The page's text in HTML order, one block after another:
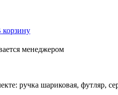
корзину
менеджером
ручка шариковая, футляр,